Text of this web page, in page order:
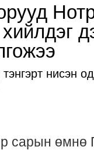
нисэн
сарын өмнө